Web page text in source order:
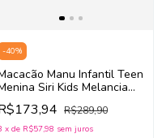
-40%
Manu Infantil Teen
Siri Kids Melancia
39233 (Vermelho)
R$289,90
x de R$57,98 sem juros